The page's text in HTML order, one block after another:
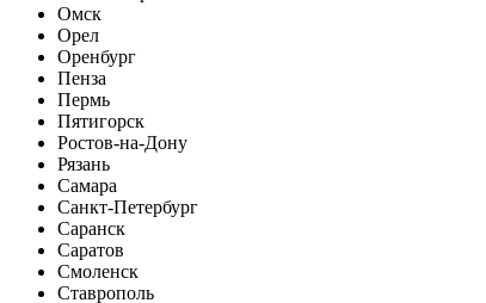
Омск
Орел
Оренбург
Пенза
Пермь
Пятигорск
Ростов-на-Дону
Рязань
Самара
Санкт-Петербург
Саранск
Саратов
Смоленск
Ставрополь